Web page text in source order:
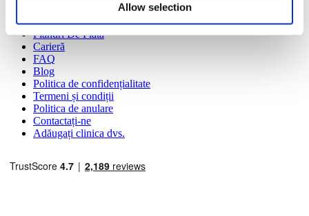
Allow selection
Autori & recenzenti
Flymedi Program de Recomandare
Planuri De Plată
Carieră
FAQ
Blog
Politica de confidențialitate
Termeni și condiții
Politica de anulare
Contactați-ne
Adăugați clinica dvs.